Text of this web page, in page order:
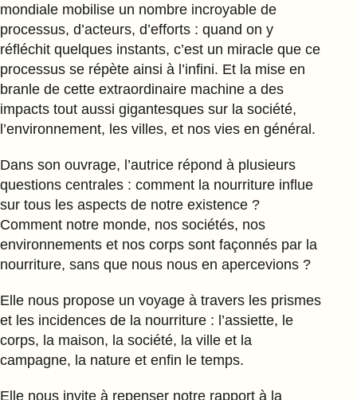
mondiale mobilise un nombre incroyable de
processus, d’acteurs, d’efforts : quand on y
réfléchit quelques instants, c’est un miracle que ce
processus se répète ainsi à l’infini. Et la mise en
branle de cette extraordinaire machine a des
impacts tout aussi gigantesques sur la société,
l’environnement, les villes, et nos vies en général.
Dans son ouvrage, l’autrice répond à plusieurs
questions centrales : comment la nourriture influe
sur tous les aspects de notre existence ?
Comment notre monde, nos sociétés, nos
environnements et nos corps sont façonnés par la
nourriture, sans que nous nous en apercevions ?
Elle nous propose un voyage à travers les prismes
et les incidences de la nourriture : l’assiette, le
corps, la maison, la société, la ville et la
campagne, la nature et enfin le temps.
Elle nous invite à repenser notre rapport à la